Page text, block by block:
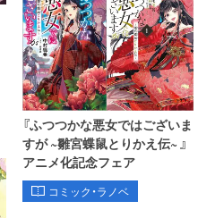
『ふつつかな悪女ではございま
すが ~雛宮蝶鼠とりかえ伝~ 』
アニメ化記念フェア
コミック・ラノベ